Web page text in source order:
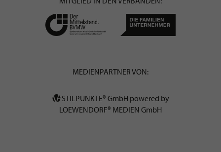
MEDIENPARTNER VON:
STILPUNKTE® GmbH powered by
LOEWENDORF® MEDIEN GmbH